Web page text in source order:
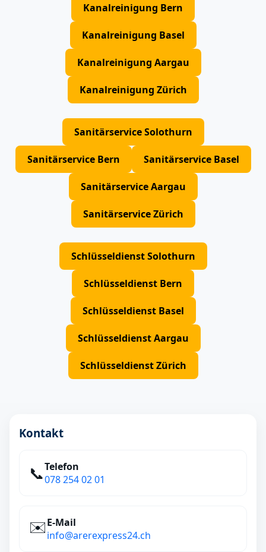
Kanalreinigung Bern
Kanalreinigung Basel
Kanalreinigung Aargau
Kanalreinigung Zürich
Sanitärservice Solothurn
Sanitärservice Bern Sanitärservice Basel
Sanitärservice Aargau
Sanitärservice Zürich
Schlüsseldienst Solothurn
Schlüsseldienst Bern
Schlüsseldienst Basel
Schlüsseldienst Aargau
Schlüsseldienst Zürich
Kontakt
📞Telefon
078 254 02 01
✉️E‑Mail
info@arerexpress24.ch